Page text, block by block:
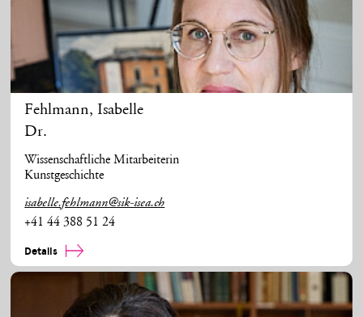
Fehlmann,Isabelle
Dr.
Wissenschaftliche Mitarbeiterin
Kunstgeschichte
isabelle.fehlmann@sik-isea.ch
+41 44 388 51 24
Details